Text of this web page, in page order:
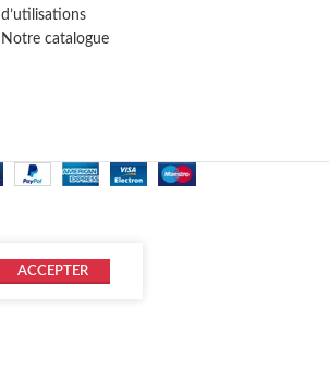
d’utilisations
Notre catalogue
ACCEPTER